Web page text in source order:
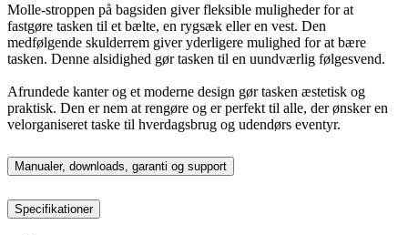
Molle-stroppen på bagsiden giver fleksible muligheder for at
fastgøre tasken til et bælte, en rygsæk eller en vest. Den
medfølgende skulderrem giver yderligere mulighed for at bære
tasken. Denne alsidighed gør tasken til en uundværlig følgesvend.
Afrundede kanter og et moderne design gør tasken æstetisk og
praktisk. Den er nem at rengøre og er perfekt til alle, der ønsker en
velorganiseret taske til hverdagsbrug og udendørs eventyr.
Manualer, downloads, garanti og support
Specifikationer